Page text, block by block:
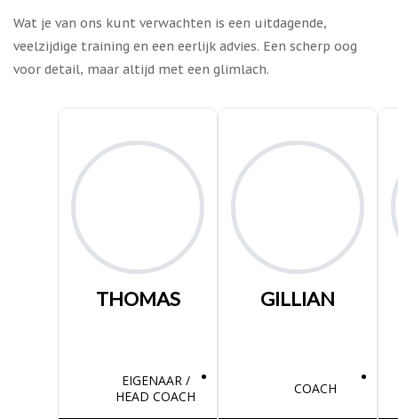
Wat je van ons kunt verwachten is een uitdagende,
veelzijdige training en een eerlijk advies. Een scherp oog
voor detail, maar altijd met een glimlach.
THOMAS
EIGENAAR /
HEAD COACH
GILLIAN
COACH